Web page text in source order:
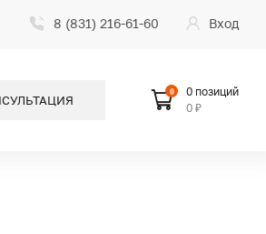
8 (831) 216-61-60 Вход
0
0 позиций
0 ₽